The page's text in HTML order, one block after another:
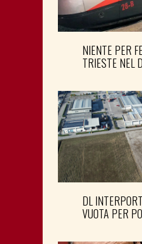
NIENTE PER
TRIESTE NEL
DL
VUOTA PER